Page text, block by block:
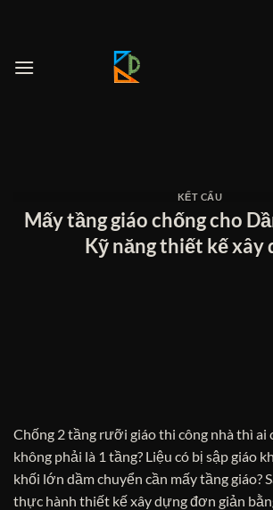
dung
KẾT CẤU
Mấy tầng giáo chống cho
Kỹ năng thiết kế xây
Chống 2 tầng rưỡi giáo thi công nhà thì ai
không phải là 1 tầng? Liệu có bị sập giáo
khối lớn dầm chuyển cần mấy tầng giáo?
thực hành thiết kế xây dựng đơn giản